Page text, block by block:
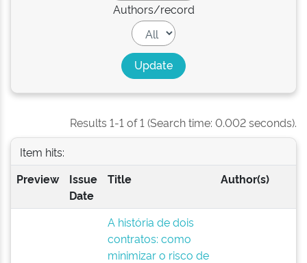
Authors/record
Results 1-1 of 1 (Search time: 0.002 seconds).
Item hits:
Preview
Issue
Date
Title Author(s)
A história de dois
contratos: como
minimizar o risco de